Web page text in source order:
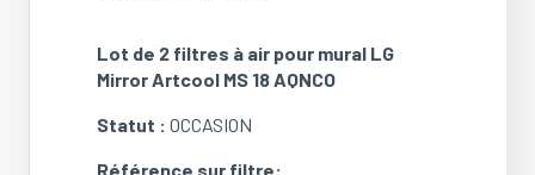
air
pour
LG
Mirror
Lot de 2 filtres à air pour mural LG
Mirror Artcool MS 18 AQNCO
Statut : OCCASION
Référence sur filtre: